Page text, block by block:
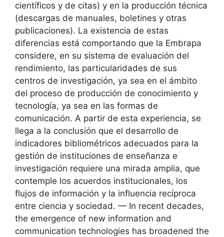
científicos y de citas) y en la producción técnica
(descargas de manuales, boletines y otras
publicaciones). La existencia de estas
diferencias está comportando que la Embrapa
considere, en su sistema de evaluación del
rendimiento, las particularidades de sus
centros de investigación, ya sea en el ámbito
del proceso de producción de conocimiento y
tecnología, ya sea en las formas de
comunicación. A partir de esta experiencia, se
llega a la conclusión que el desarrollo de
indicadores bibliométricos adecuados para la
gestión de instituciones de enseñanza e
investigación requiere una mirada amplia, que
contemple los acuerdos institucionales, los
flujos de información y la influencia recíproca
entre ciencia y sociedad. — In recent decades,
the emergence of new information and
communication technologies has broadened the